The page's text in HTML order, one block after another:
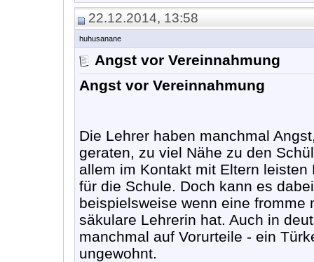
22.12.2014, 13:58
huhusanane
Angst vor Vereinnahmung
Angst vor Vereinnahmung
Die Lehrer haben manchmal
geraten, zu viel Nähe zu den
allem im Kontakt mit Eltern
für die Schule. Doch kann es
beispielsweise wenn eine
säkulare Lehrerin hat. Auch in
manchmal auf Vorurteile - ein
ungewohnt.